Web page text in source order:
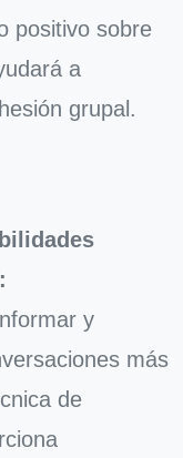
positivo sobre
a
grupal.
y
más
de